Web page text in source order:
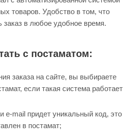
товаров. Удобство в том, что
заказ в любое удобное время.
с постаматом:
заказа на сайте, вы выбираете
если такая система работает
e-mail придет уникальный код, это
в постамат;